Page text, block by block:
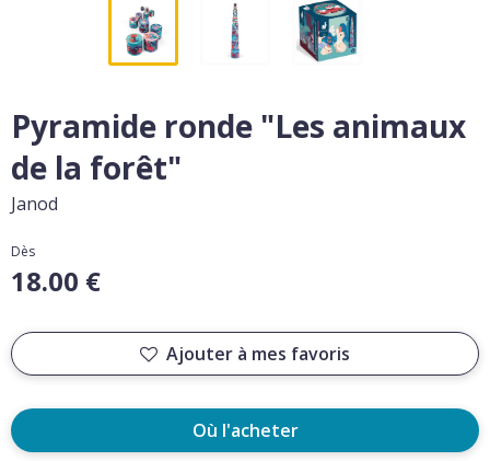
Pyramide ronde "Les animaux
de la forêt"
Janod
Dès
18.00 €
Ajouter à mes favoris
Où l'acheter